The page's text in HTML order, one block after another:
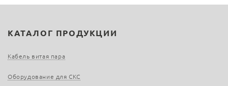
КАТАЛОГ ПРОДУКЦИИ
Кабель витая пара
Оборудование для СКС